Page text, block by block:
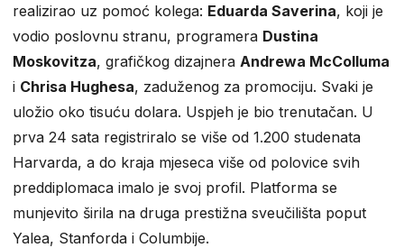
realizirao uz pomoć kolega: Eduarda Saverina, koji je
vodio poslovnu stranu, programera Dustina
Moskovitza, grafičkog dizajnera Andrewa McColluma
i Chrisa Hughesa, zaduženog za promociju. Svaki je
uložio oko tisuću dolara. Uspjeh je bio trenutačan. U
prva 24 sata registriralo se više od 1.200 studenata
Harvarda, a do kraja mjeseca više od polovice svih
preddiplomaca imalo je svoj profil. Platforma se
munjevito širila na druga prestižna sveučilišta poput
Yalea, Stanforda i Columbije.